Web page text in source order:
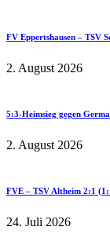
FV Eppertshausen – TSV
2. August 2026
5:3-Heimsieg gegen
2. August 2026
FVE – TSV Altheim 2:1
24. Juli 2026